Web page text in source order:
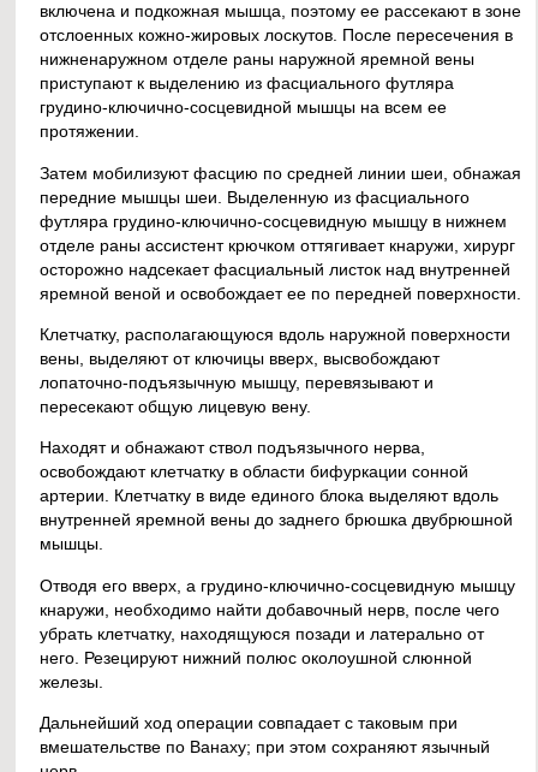
включена и подкожная мышца, поэтому ее рассекают в зоне
отслоенных кожно-жировых лоскутов. После пересечения в
нижненаружном отделе раны наружной яремной вены
приступают к выделению из фасциального футляра
грудино-ключично-сосцевидной мышцы на всем ее
протяжении.
Затем мобилизуют фасцию по средней линии шеи, обнажая
передние мышцы шеи. Выделенную из фасциального
футляра грудино-ключично-сосцевидную мышцу в нижнем
отделе раны ассистент крючком оттягивает кнаружи, хирург
осторожно надсекает фасциальный листок над внутренней
яремной веной и освобождает ее по передней поверхности.
Клетчатку, располагающуюся вдоль наружной поверхности
вены, выделяют от ключицы вверх, высвобождают
лопаточно-подъязычную мышцу, перевязывают и
пересекают общую лицевую вену.
Находят и обнажают ствол подъязычного нерва,
освобождают клетчатку в области бифуркации сонной
артерии. Клетчатку в виде единого блока выделяют вдоль
внутренней яремной вены до заднего брюшка двубрюшной
мышцы.
Отводя его вверх, а грудино-ключично-сосцевидную мышцу
кнаружи, необходимо найти добавочный нерв, после чего
убрать клетчатку, находящуюся позади и латерально от
него. Резецируют нижний полюс околоушной слюнной
железы.
Дальнейший ход операции совпадает с таковым при
вмешательстве по Ванаху; при этом сохраняют язычный